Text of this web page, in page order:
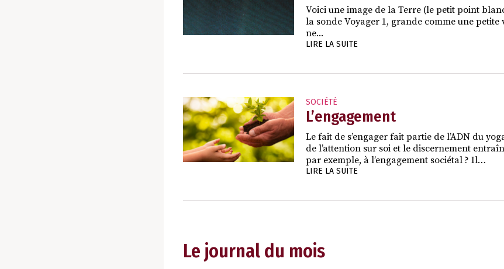
Voici une image de la Terre (le petit point
la sonde Voyager 1, grande comme une petite
ne...
LIRE LA SUITE
SOCIÉTÉ
L’engagement
Le fait de s’engager fait partie de l’ADN du
de l’attention sur soi et le discernement
par exemple, à l’engagement sociétal ? Il…
LIRE LA SUITE
Le journal du mois